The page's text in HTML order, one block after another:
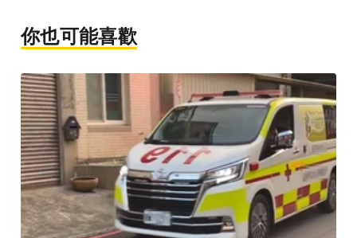
你也可能喜歡